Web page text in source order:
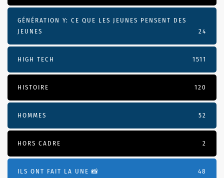
GÉNÉRATION Y: CE QUE LES JEUNES PENSENT DES
JEUNES
24
HIGH TECH 1511
HISTOIRE 120
HOMMES 52
HORS CADRE 2
ILS ONT FAIT LA UNE 📸 48